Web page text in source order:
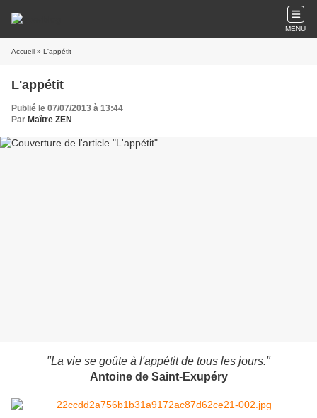
MENU
Accueil » L'appétit
L'appétit
Publié le 07/07/2013 à 13:44
Par Maître ZEN
"La vie se goûte à l'appétit de tous les jours."
Antoine de Saint-Exupéry